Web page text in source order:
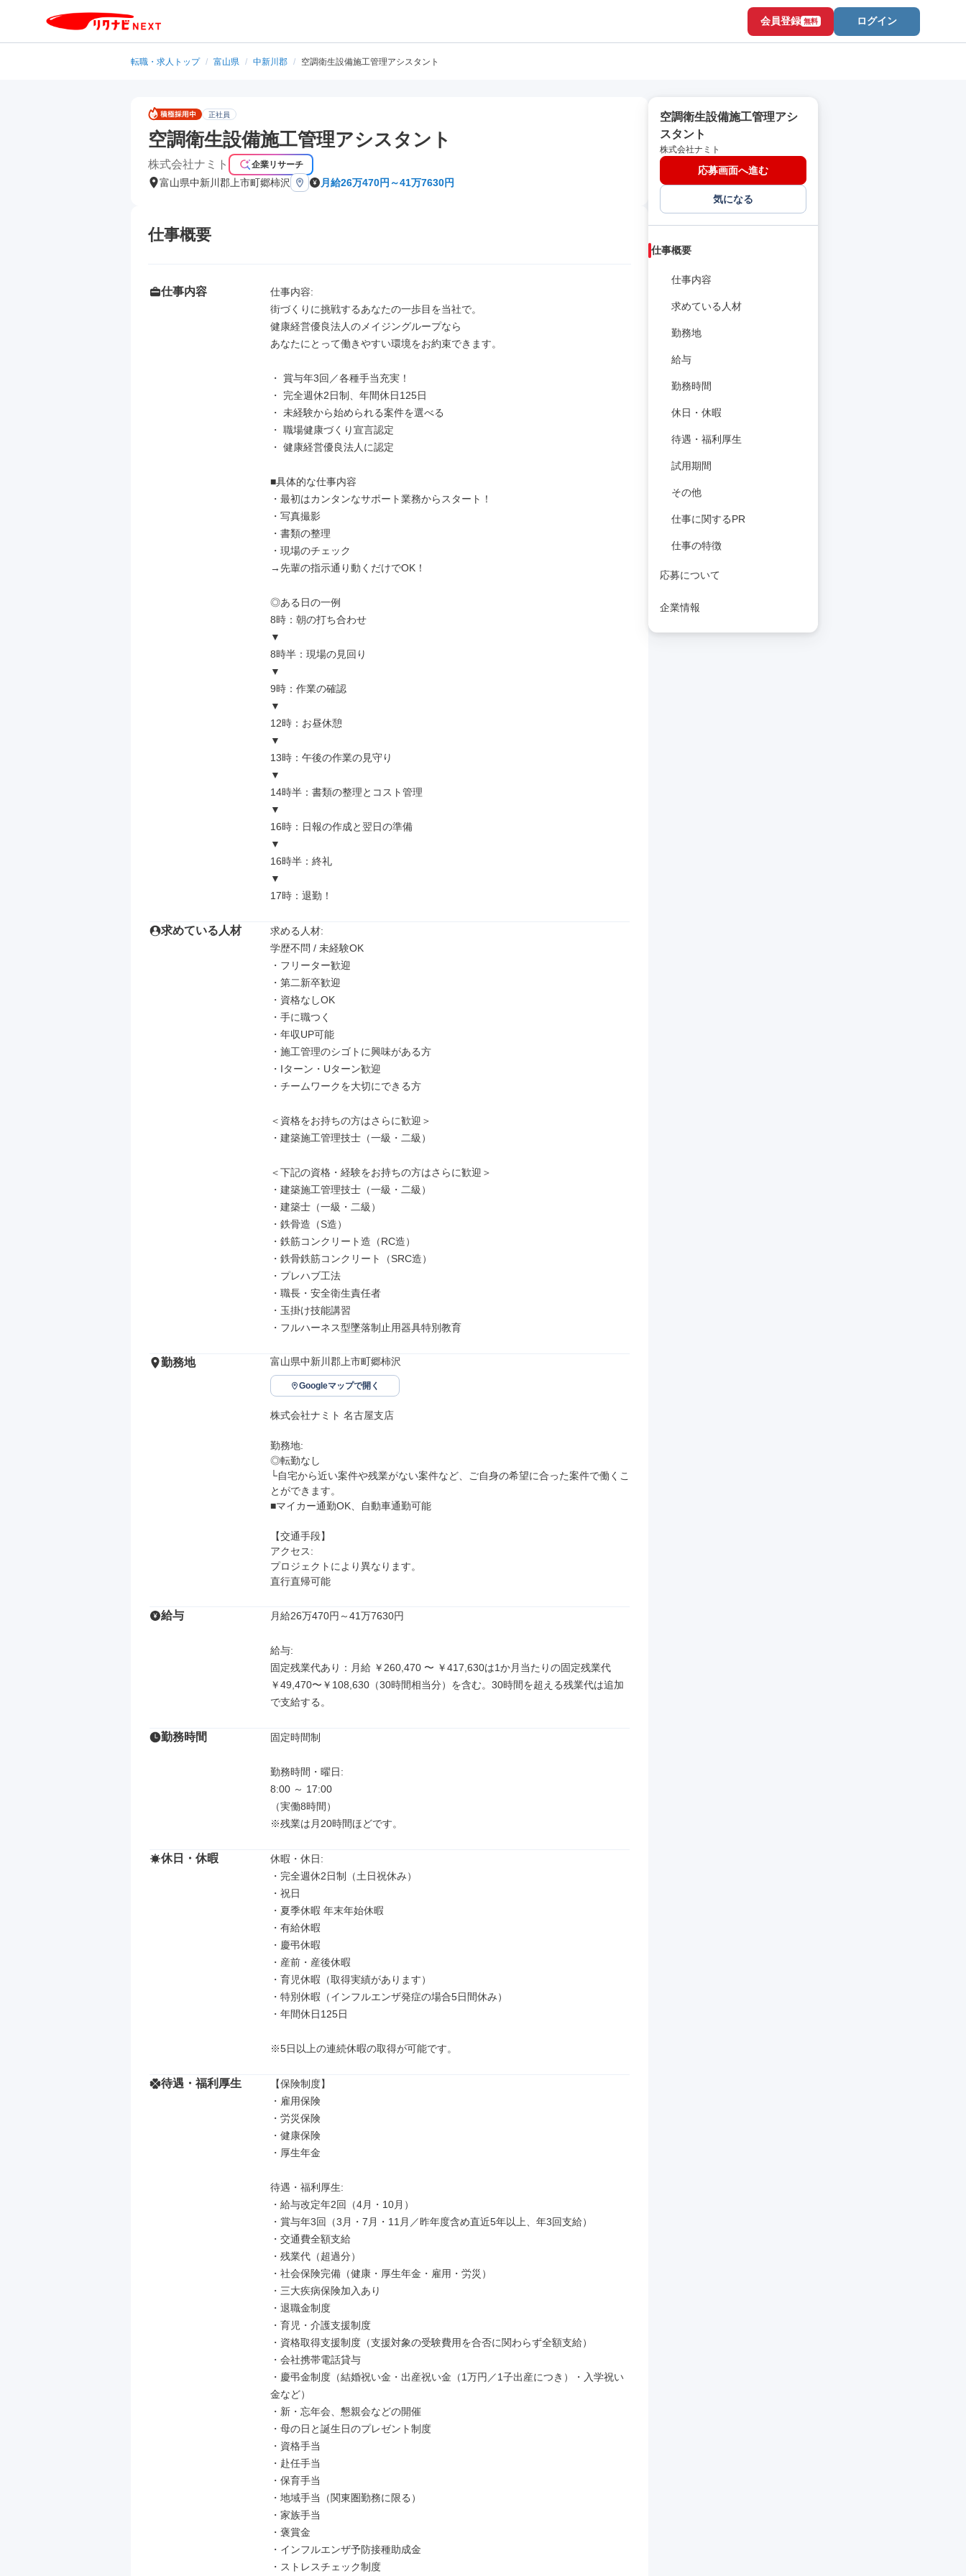
会員登録 無料 ログイン
転職・求人トップ / 富山県 / 中新川郡 / 空調衛生設備施工管理アシスタント
正社員
空調衛生設備施工管理アシスタント
株式会社ナミト 企業リサーチ
富山県中新川郡上市町郷柿沢 月給26万470円～41万7630円
仕事概要
仕事内容
仕事内容:
街づくりに挑戦するあなたの一歩目を当社で。
健康経営優良法人のメイジングループなら
あなたにとって働きやすい環境をお約束できます。
・ 賞与年3回／各種手当充実！
・ 完全週休2日制、年間休日125日
・ 未経験から始められる案件を選べる
・ 職場健康づくり宣言認定
・ 健康経営優良法⼈に認定
■具体的な仕事内容
・最初はカンタンなサポート業務からスタート！
・写真撮影
・書類の整理
・現場のチェック
→先輩の指示通り動くだけでOK！
◎ある日の一例
8時：朝の打ち合わせ
▼
8時半：現場の見回り
▼
9時：作業の確認
▼
12時：お昼休憩
▼
13時：午後の作業の見守り
▼
14時半：書類の整理とコスト管理
▼
16時：日報の作成と翌日の準備
▼
16時半：終礼
▼
17時：退勤！
求めている人材
求める人材:
学歴不問 / 未経験OK
・フリーター歓迎
・第二新卒歓迎
・資格なしOK
・手に職つく
・年収UP可能
・施工管理のシゴトに興味がある方
・Iターン・Uターン歓迎
・チームワークを大切にできる方
＜資格をお持ちの方はさらに歓迎＞
・建築施工管理技士（一級・二級）
＜下記の資格・経験をお持ちの方はさらに歓迎＞
・建築施工管理技士（一級・二級）
・建築士（一級・二級）
・鉄骨造（S造）
・鉄筋コンクリート造（RC造）
・鉄骨鉄筋コンクリート（SRC造）
・プレハブ工法
・職長・安全衛生責任者
・玉掛け技能講習
・フルハーネス型墜落制止用器具特別教育
勤務地 富山県中新川郡上市町郷柿沢
Googleマップで開く
株式会社ナミト 名古屋支店
勤務地:
◎転勤なし
└自宅から近い案件や残業がない案件など、ご自身の希望に合った案件で働くこ
とができます。
■マイカー通勤OK、自動車通勤可能
【交通手段】
アクセス:
プロジェクトにより異なります。
直行直帰可能
給与 月給26万470円～41万7630円
給与:
固定残業代あり：月給 ￥260,470 〜 ￥417,630は1か月当たりの固定残業代
￥49,470〜￥108,630（30時間相当分）を含む。30時間を超える残業代は追加
で支給する。
勤務時間 固定時間制
勤務時間・曜日:
8:00 ～ 17:00
（実働8時間）
※残業は月20時間ほどです。
休日・休暇
休暇・休日:
・完全週休2日制（土日祝休み）
・祝日
・夏季休暇 年末年始休暇
・有給休暇
・慶弔休暇
・産前・産後休暇
・育児休暇（取得実績があります）
・特別休暇（インフルエンザ発症の場合5日間休み）
・年間休日125日
※5日以上の連続休暇の取得が可能です。
待遇・福利厚生
【保険制度】
・雇用保険
・労災保険
・健康保険
・厚生年金
待遇・福利厚生:
・給与改定年2回（4⽉・10⽉）
・賞与年3回（3⽉・7⽉・11⽉／昨年度含め直近5年以上、年3回⽀給）
・交通費全額⽀給
・残業代（超過分）
・社会保険完備（健康・厚⽣年⾦・雇⽤・労災）
・三⼤疾病保険加⼊あり
・退職⾦制度
・育児・介護⽀援制度
・資格取得⽀援制度（⽀援対象の受験費⽤を合否に関わらず全額⽀給）
・会社携帯電話貸与
・慶弔⾦制度（結婚祝い⾦・出産祝い⾦（1万円／1⼦出産につき）・⼊学祝い
⾦など）
・新・忘年会、懇親会などの開催
・⺟の⽇と誕⽣⽇のプレゼント制度
・資格⼿当
・赴任⼿当
・保育⼿当
・地域⼿当（関東圏勤務に限る）
・家族⼿当
・褒賞⾦
・インフルエンザ予防接種助成⾦
・ストレスチェック制度
空調衛生設備施工管理アシ
スタント
株式会社ナミト
応募画面へ進む
気になる
仕事概要
仕事内容
求めている人材
勤務地
給与
勤務時間
休日・休暇
待遇・福利厚生
試用期間
その他
仕事に関するPR
仕事の特徴
応募について
企業情報